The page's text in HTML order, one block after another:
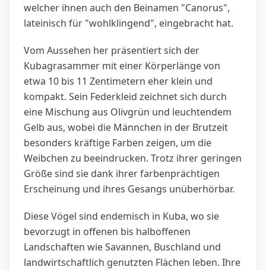
welcher ihnen auch den Beinamen "Canorus",
lateinisch für "wohlklingend", eingebracht hat.
Vom Aussehen her präsentiert sich der
Kubagrasammer mit einer Körperlänge von
etwa 10 bis 11 Zentimetern eher klein und
kompakt. Sein Federkleid zeichnet sich durch
eine Mischung aus Olivgrün und leuchtendem
Gelb aus, wobei die Männchen in der Brutzeit
besonders kräftige Farben zeigen, um die
Weibchen zu beeindrucken. Trotz ihrer geringen
Größe sind sie dank ihrer farbenprächtigen
Erscheinung und ihres Gesangs unüberhörbar.
Diese Vögel sind endemisch in Kuba, wo sie
bevorzugt in offenen bis halboffenen
Landschaften wie Savannen, Buschland und
landwirtschaftlich genutzten Flächen leben. Ihre